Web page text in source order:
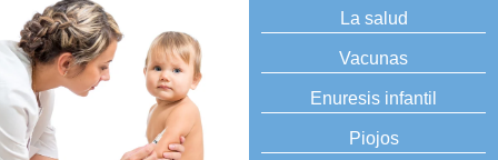
La salud
Vacunas
Enuresis infantil
Piojos